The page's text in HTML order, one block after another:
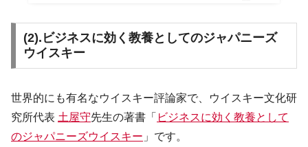
(2).ビジネスに効く教養としてのジャパニーズ
ウイスキー
世界的にも有名なウイスキー評論家で、ウイスキー文化研
究所代表 土屋守先生の著書「 ビジネスに効く教養として
のジャパニーズウイスキー 」です。